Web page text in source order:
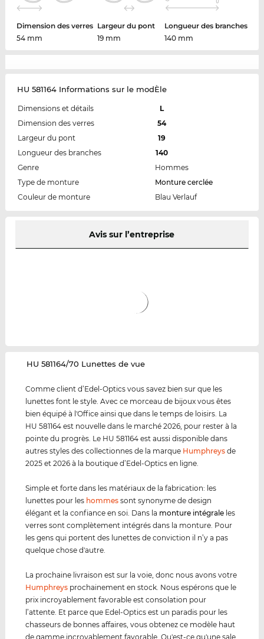
Dimension des verres
54 mm
Largeur du pont
19 mm
Longueur des branches
140 mm
HU 581164 Informations sur le modÈle
Dimensions et détails
L
Dimension des verres
54
Largeur du pont
19
Longueur des branches
140
Genre
Hommes
Type de monture
Monture cerclée
Couleur de monture
Blau Verlauf
Avis sur l’entreprise
‌HU 581164/70 Lunettes de vue
Comme client d’Edel-Optics vous savez bien sur que les
lunettes font le style. Avec ce morceau de bijoux vous êtes
bien équipé à l'Office ainsi que dans le temps de loisirs. La
HU 581164 est nouvelle dans le marché 2026, pour rester à la
pointe du progrès. Le HU 581164 est aussi disponible dans
autres styles des collectionnes de la marque Humphreys de
2025 et 2026 à la boutique d’Edel-Optics en ligne.
Simple et forte dans les matériaux de la fabrication: les
lunettes pour les hommes sont synonyme de design
élégant et la confiance en soi. Dans la monture intégrale les
verres sont complètement intégrés dans la monture. Pour
les gens qui portent des lunettes de conviction il n’y a pas
quelque chose d'autre.
La prochaine livraison est sur la voie, donc nous avons votre
Humphreys prochainement en stock. Nous espérons que le
prix incroyablement favorable est consolation pour
l’attente. Et parce que Edel-Optics est un paradis pour les
chasseurs de bonnes affaires, vous obtenez ce modèle haut
de gamme incroyablement favorable. Qu'est-ce qu'une sale